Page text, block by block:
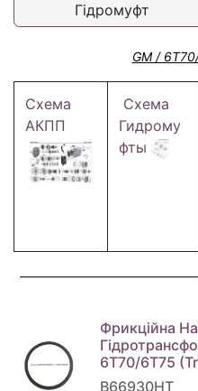
Гідромуфт
GM /
Схема
АКПП
Схема
Гидрому
фты
Фрикційна
6T70/6T75
B66930HT